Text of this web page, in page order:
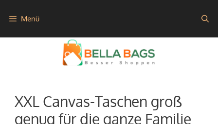
Inhalt Menü
XXL Canvas-Taschen groß
genug für die ganze Familie